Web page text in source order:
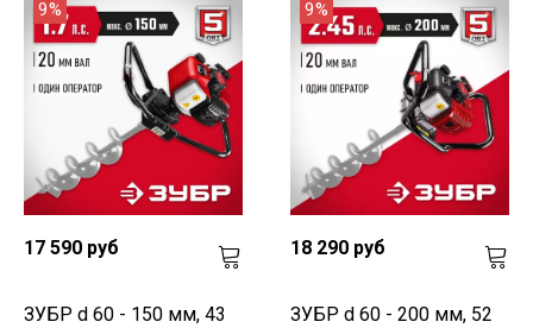
9%
17 590 руб
ЗУБР d 60 - 150 мм, 43
9%
18 290 руб
ЗУБР d 60 - 200 мм, 52